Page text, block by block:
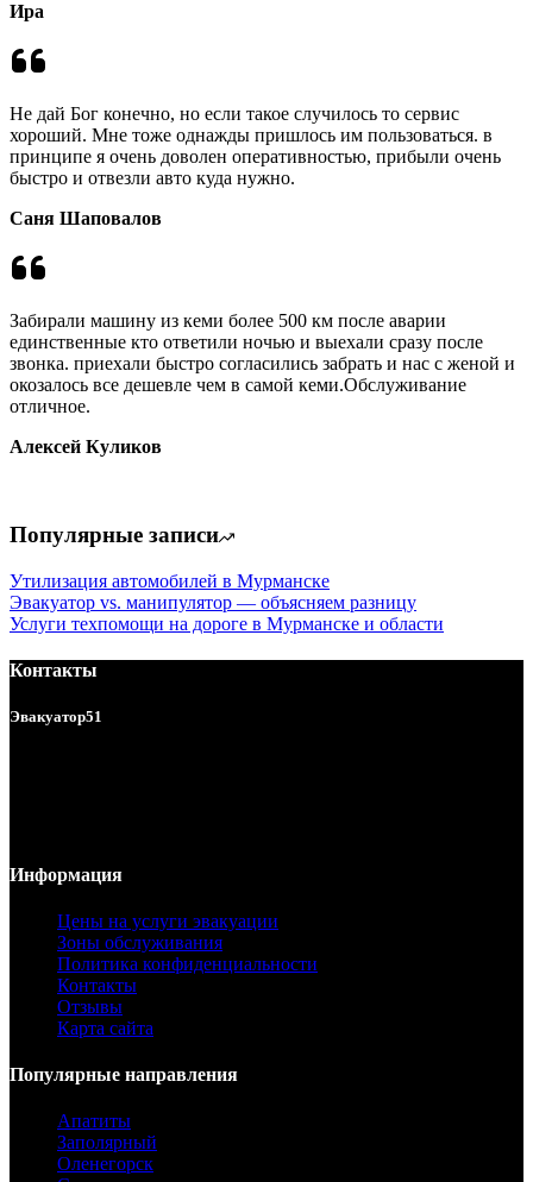
Ира
Не дай Бог конечно, но если такое случилось то сервис
хороший. Мне тоже однажды пришлось им пользоваться. в
принципе я очень доволен оперативностью, прибыли очень
быстро и отвезли авто куда нужно.
Саня Шаповалов
Забирали машину из кеми более 500 км после аварии
единственные кто ответили ночью и выехали сразу после
звонка. приехали быстро согласились забрать и нас с женой и
окозалось все дешевле чем в самой кеми.Обслуживание
отличное.
Алексей Куликов
Популярные записи
Утилизация автомобилей в Мурманске
Эвакуатор vs. манипулятор — объясняем разницу
Услуги техпомощи на дороге в Мурманске и области
Контакты
Эвакуатор51
Информация
Цены на услуги эвакуации
Зоны обслуживания
Политика конфиденциальности
Контакты
Отзывы
Карта сайта
Популярные направления
Апатиты
Заполярный
Оленегорск